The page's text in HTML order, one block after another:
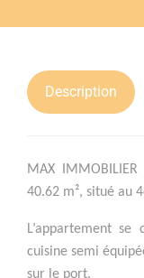
Description
MAX
40.62 m², situé au
L’appartement se
cuisine semi
sur le port.